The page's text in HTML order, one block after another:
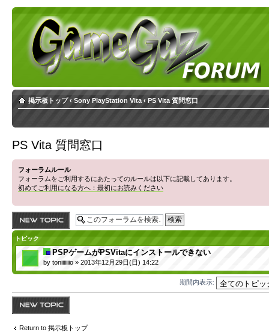
掲示板トップ ‹ Sony PlayStation Vita ‹ PS Vita 質問窓口
PS Vita 質問窓口
フォーラムルール
フォーラムをご利用するにあたってのルールは以下に記載してあります。
初めてご利用になる方へ：最初にお読みください
トピック
PSPゲームがPSVitaにインストールできない
by toniiiiiiio » 2013年12月29日(日) 14:22
期間内表示:
Return to 掲示板トップ